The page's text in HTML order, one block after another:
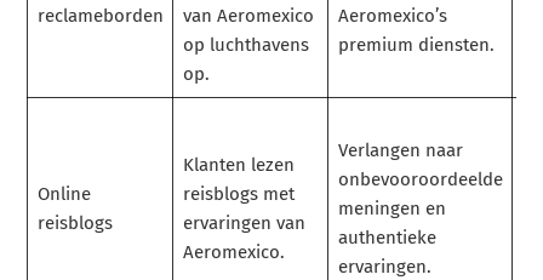
reclameborden
van Aeromexico
op luchthavens
op.
Aeromexico’s
premium diensten.
Online
reisblogs
Klanten lezen
reisblogs met
ervaringen van
Aeromexico.
Verlangen naar
onbevooroordeelde
meningen en
authentieke
ervaringen.